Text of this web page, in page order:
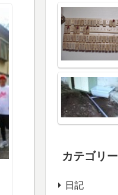
カテゴリー
日記